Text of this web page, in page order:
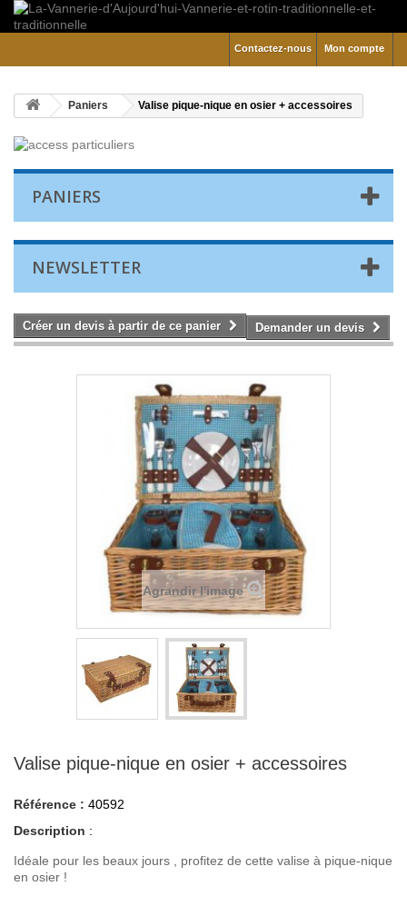
Mon compte
Contactez-nous
Paniers Valise pique-nique en osier + accessoires
PANIERS
NEWSLETTER
Créer un devis à partir de ce panier Demander un devis
Agrandir l'image
Valise pique-nique en osier + accessoires
Référence : 40592
Description :
Idéale pour les beaux jours , profitez de cette valise à pique-nique
en osier !